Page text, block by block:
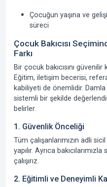
Çocuğun yaşına ve
süreci
Çocuk Bakıcısı
Farkı
Bir çocuk bakıcısını
Eğitim, iletişim becerisi,
kabiliyeti de önemlidir.
sistemli bir şekilde
belirler.
1. Güvenlik Önceliği
Tüm çalışanlarımızın adli
yapılır. Ayrıca
çalışırız.
2. Eğitimli ve Deneyimli